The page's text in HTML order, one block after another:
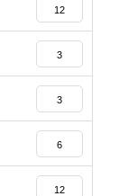
12
3
3
6
12